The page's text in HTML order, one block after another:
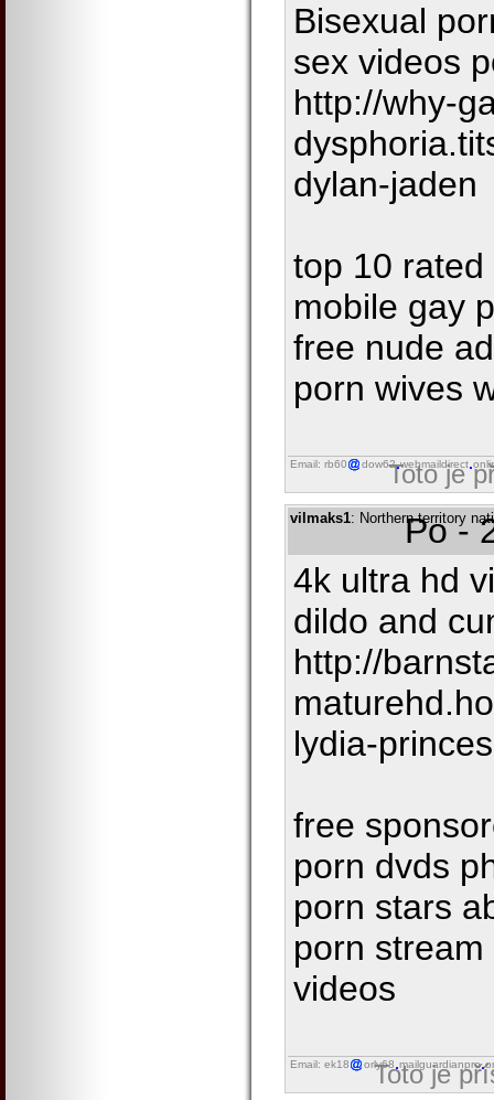
Bisexual
sex videos
http://why-
dylan-jaden
top 10
mobile gay
free nude
porn wives
Email: rb60 dow62 webmaildirect
Toto je
vilmaks1: Northern territory
Po -
4k ultra hd
dildo and
http://
lydia-
free
porn dvds
porn stars
porn
videos
Email: ek18 orly68 mailguardianpro
Toto je